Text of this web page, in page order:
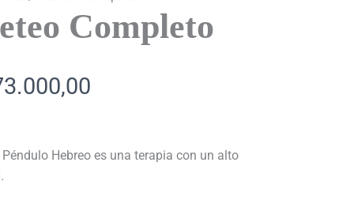
Completo
$73.000,00.
Hebreo es una terapia con un alto